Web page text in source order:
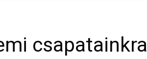
csapatainkra